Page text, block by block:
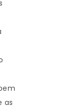
as